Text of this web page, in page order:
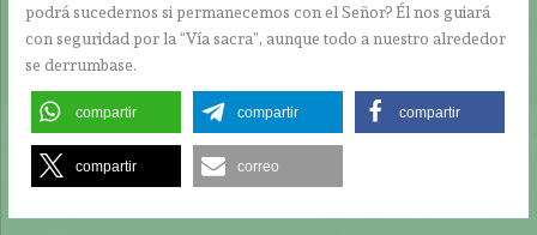
podrá sucedernos si permanecemos con el Señor? Él nos guiará
con seguridad por la “Vía sacra”, aunque todo a nuestro alrededor
se derrumbase.
compartir compartir compartir
compartir correo